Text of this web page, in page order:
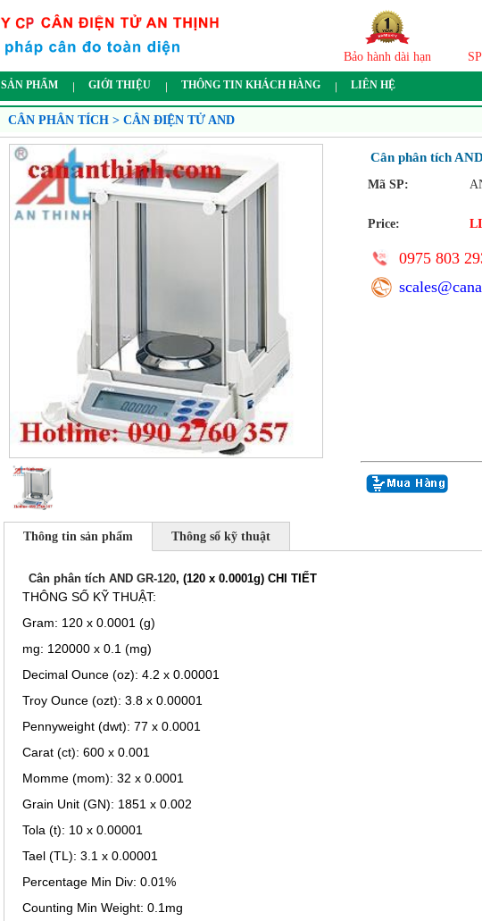
Bảo hành dài hạn
SẢN PHẨM GIỚI THIỆU THÔNG TIN KHÁCH HÀNG LIÊN HỆ
CÂN PHÂN TÍCH > CÂN ĐIỆN TỬ AND
Cân phân tích
Mã SP:
Price:
0975 803
Thông tin sản phẩm Thông số kỹ thuật
Cân phân tích AND GR-120, (120 x 0.0001g) CHI TIẾT
THÔNG SỐ KỸ THUẬT:
Gram: 120 x 0.0001 (g)
mg: 120000 x 0.1 (mg)
Decimal Ounce (oz): 4.2 x 0.00001
Troy Ounce (ozt): 3.8 x 0.00001
Pennyweight (dwt): 77 x 0.0001
Carat (ct): 600 x 0.001
Momme (mom): 32 x 0.0001
Grain Unit (GN): 1851 x 0.002
Tola (t): 10 x 0.00001
Tael (TL): 3.1 x 0.00001
Percentage Min Div: 0.01%
Counting Min Weight: 0.1mg